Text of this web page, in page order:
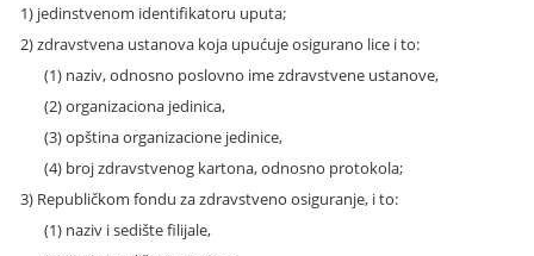
1) jedinstvenom identifikatoru uputa;
2) zdravstvena ustanova koja upućuje osigurano lice i to:
(1) naziv, odnosno poslovno ime zdravstvene ustanove,
(2) organizaciona jedinica,
(3) opština organizacione jedinice,
(4) broj zdravstvenog kartona, odnosno protokola;
3) Republičkom fondu za zdravstveno osiguranje, i to:
(1) naziv i sedište filijale,